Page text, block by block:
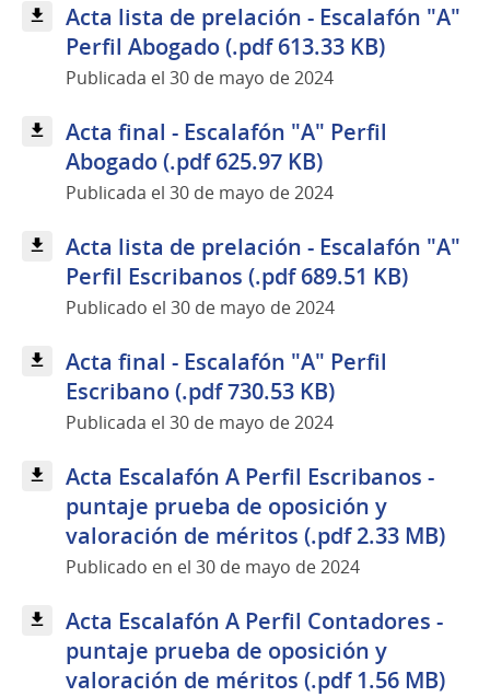
Acta lista de prelación - Escalafón "A"
Perfil Abogado (.pdf 613.33 KB)
Publicada el 30 de mayo de 2024
Acta final - Escalafón "A" Perfil
Abogado (.pdf 625.97 KB)
Publicada el 30 de mayo de 2024
Acta lista de prelación - Escalafón "A"
Perfil Escribanos (.pdf 689.51 KB)
Publicado el 30 de mayo de 2024
Acta final - Escalafón "A" Perfil
Escribano (.pdf 730.53 KB)
Publicada el 30 de mayo de 2024
Acta Escalafón A Perfil Escribanos -
puntaje prueba de oposición y
valoración de méritos (.pdf 2.33 MB)
Publicado en el 30 de mayo de 2024
Acta Escalafón A Perfil Contadores -
puntaje prueba de oposición y
valoración de méritos (.pdf 1.56 MB)